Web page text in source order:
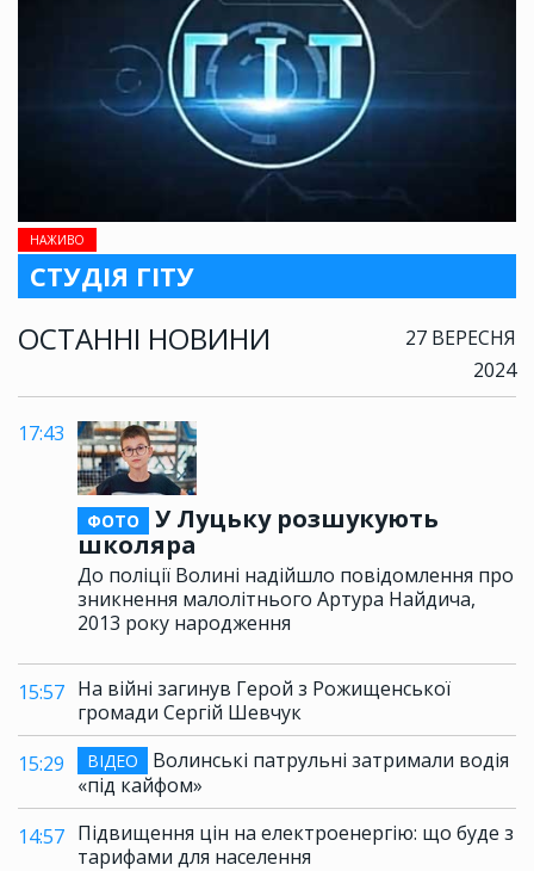
НАЖИВО
СТУДІЯ ГІТУ
ОСТАННІ НОВИНИ
27 ВЕРЕСНЯ
2024
17:43
ФОТО
У Луцьку розшукують
школяра
До поліції Волині надійшло повідомлення про
зникнення малолітнього Артура Найдича,
2013 року народження
15:57 На війні загинув Герой з Рожищенської
громади Сергій Шевчук
15:29
ВІДЕО
Волинські патрульні затримали водія
«під кайфом»
14:57 Підвищення цін на електроенергію: що буде з
тарифами для населення